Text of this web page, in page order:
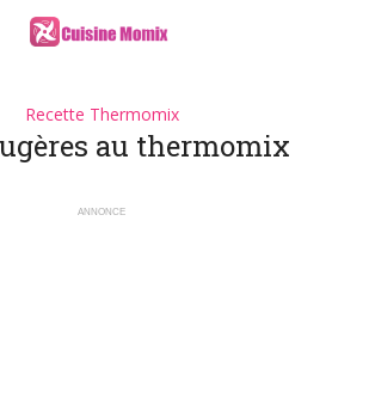
Recette Thermomix
au thermomix
ANNONCE